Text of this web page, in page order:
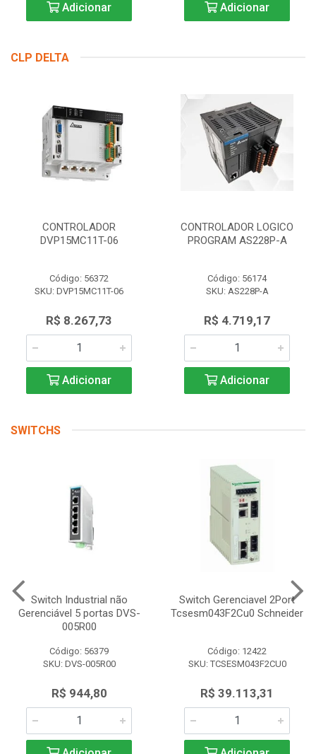
Adicionar Adicionar
CLP DELTA
CONTROLADOR
DVP15MC11T-06
Código: 56372
SKU: DVP15MC11T-06
R$ 8.267,73
Adicionar
CONTROLADOR LOGICO
PROGRAM AS228P-A
Código: 56174
SKU: AS228P-A
R$ 4.719,17
Adicionar
SWITCHS
Switch Industrial não
Gerenciável 5 portas DVS-
005R00
Código: 56379
SKU: DVS-005R00
R$ 944,80
Switch Gerenciavel 2Port
Tcsesm043F2Cu0 Schneider
Código: 12422
SKU: TCSESM043F2CU0
R$ 39.113,31